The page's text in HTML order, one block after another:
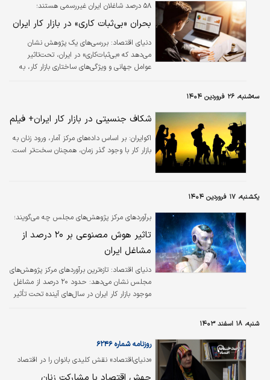
۵۸ درصد شاغلان ایران غیررسمی هستند؛
بحران «بی‌ثبات کاری» در بازار کار ایران
دنیای اقتصاد: بررسی‌‌‌های یک پژوهش نشان
می‌دهد که «بی‌‌‌ثبات‌‌‌کاری» در ایران، تحت‌تاثیر
عوامل جهانی و ویژگی‌‌‌های ساختاری بازار کار، به
سه‌شنبه، ۲۶ فروردین ۱۴۰۴
شکاف جنسیتی در بازار کار ایران+ فیلم
اکوایران: بر اساس داده‌های مرکز آمار، ورود زنان به
بازار کار با وجود گذر زمان، همچنان سخت‌تر است.
یکشنبه، ۱۷ فروردین ۱۴۰۴
برآوردهای مرکز پژوهش‌های مجلس چه می‌گویند؛
تاثیر هوش مصنوعی بر ۲۰ درصد از
مشاغل ایران
دنیای اقتصاد: تازه‌ترین برآوردهای مرکز پژوهش‌های
مجلس نشان می‌دهد: حدود ۲۰ درصد از مشاغل
موجود بازار کار ایران در سال‌های آینده تحت تأثیر
شنبه، ۱۸ اسفند ۱۴۰۳
«دنیای‌اقتصاد» نقش کلیدی بانوان را در اقتصاد
ایران و جهان بررسی می‌کند؛
روزنامه شماره ۶۲۴۶